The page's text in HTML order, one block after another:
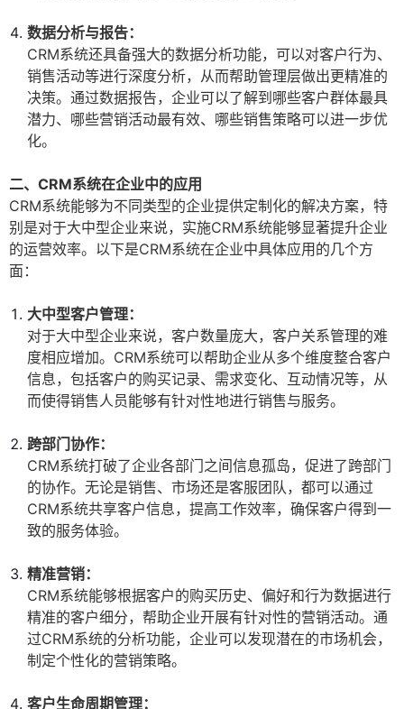
数据分析与报告：
CRM系统还具备强大的数据分析功能，可以对客户行为、
销售活动等进行深度分析，从而帮助管理层做出更精准的
决策。通过数据报告，企业可以了解到哪些客户群体最具
潜力、哪些营销活动最有效、哪些销售策略可以进一步优
化。
二、CRM系统在企业中的应用
CRM系统能够为不同类型的企业提供定制化的解决方案，特
别是对于大中型企业来说，实施CRM系统能够显著提升企业
的运营效率。以下是CRM系统在企业中具体应用的几个方
面：
大中型客户管理：
对于大中型企业来说，客户数量庞大，客户关系管理的难
度相应增加。CRM系统可以帮助企业从多个维度整合客户
信息，包括客户的购买记录、需求变化、互动情况等，从
而使得销售人员能够有针对性地进行销售与服务。
跨部门协作：
CRM系统打破了企业各部门之间信息孤岛，促进了跨部门
的协作。无论是销售、市场还是客服团队，都可以通过
CRM系统共享客户信息，提高工作效率，确保客户得到一
致的服务体验。
精准营销：
CRM系统能够根据客户的购买历史、偏好和行为数据进行
精准的客户细分，帮助企业开展有针对性的营销活动。通
过CRM系统的分析功能，企业可以发现潜在的市场机会，
制定个性化的营销策略。
客户生命周期管理：